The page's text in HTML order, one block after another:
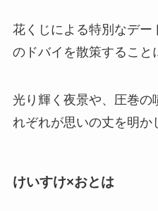
花くじによる特別なデー
のドバイを散策すること
光り輝く夜景や、圧巻の
れぞれが思いの丈を明か
けいすけ×おとは